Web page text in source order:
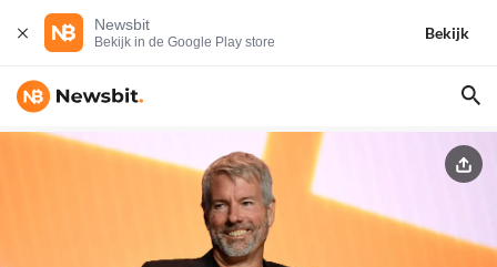
Newsbit
Bekijk in de Google Play store
Bekijk